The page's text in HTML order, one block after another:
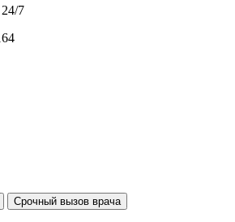
7
Срочный вызов врача